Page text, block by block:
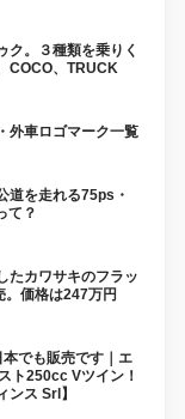
ク。３種類を乗りく
COCO、TRUCK
外車ロゴマーク一覧
を走れる75ps・
て？
たカワサキのフラッ
。価格は247万円
でも販売です｜エ
ト250cc Vツイン！
ンス Srl】